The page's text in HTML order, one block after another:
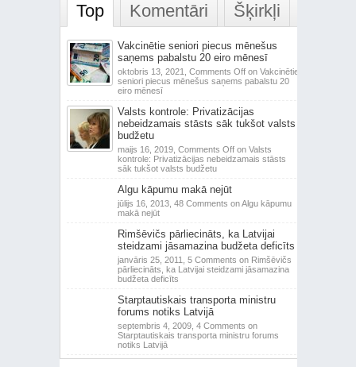
Top Komentāri Šķirkļi
Vakcinētie seniori piecus mēnešus
saņems pabalstu 20 eiro mēnesī
oktobris 13, 2021, Comments Offon Vakcinētie
seniori piecus mēnešus saņems pabalstu 20
eiro mēnesī
Valsts kontrole: Privatizācijas
nebeidzamais stāsts sāk tukšot valsts
budžetu
maijs 16, 2019, Comments Offon Valsts
kontrole: Privatizācijas nebeidzamais stāsts
sāk tukšot valsts budžetu
Algu kāpumu makā nejūt
jūlijs 16, 2013, 48 Comments on Algu kāpumu
makā nejūt
Rimšēvičs pārliecināts, ka Latvijai
steidzami jāsamazina budžeta deficīts
janvāris 25, 2011, 5 Comments on Rimšēvičs
pārliecināts, ka Latvijai steidzami jāsamazina
budžeta deficīts
Starptautiskais transporta ministru
forums notiks Latvijā
septembris 4, 2009, 4 Comments on
Starptautiskais transporta ministru forums
notiks Latvijā